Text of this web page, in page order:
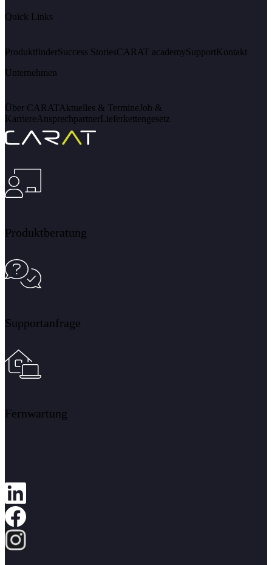
Quick Links
ProduktfinderSuccess StoriesCARAT academySupportKontakt
Unternehmen
Über CARATAktuelles & TermineJob &
KarriereAnsprechpartnerLieferkettengesetz
Produktberatung
Supportanfrage
Fernwartung